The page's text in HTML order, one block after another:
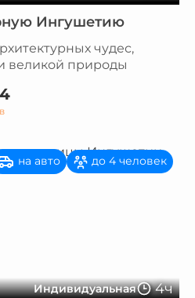
Ингушетию
чудес,
великой природы
Индивидуальная 4ч
на авто до 4 человек